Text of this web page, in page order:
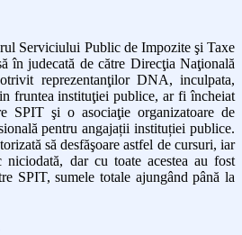
Serviciului Public de Impozite şi Taxe
în judecată de către Direcţia Naţională
reprezentanţilor DNA, inculpata,
fruntea instituţiei publice, ar fi încheiat
SPIT şi o asociaţie organizatoare de
pentru angajații instituției publice.
să desfăşoare astfel de cursuri, iar
dar cu toate acestea au fost
SPIT, sumele totale ajungând până la